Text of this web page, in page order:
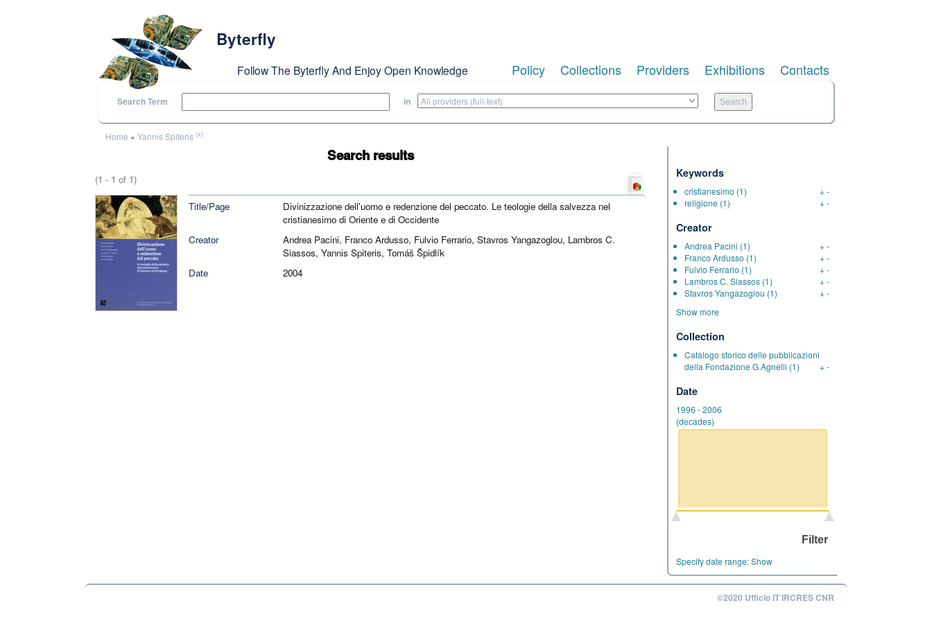
Byterfly
Follow The Byterfly And Enjoy Open Knowledge Policy Collections Providers Exhibitions Contacts
Search Term in
You are here
Home » Yannis Spiteris (x)
Search results
(1 - 1 of 1)
Title/Page
Divinizzazione dell'uomo e redenzione del peccato. Le teologie della salvezza nel
cristianesimo di Oriente e di Occidente
Creator
Andrea Pacini, Franco Ardusso, Fulvio Ferrario, Stavros Yangazoglou, Lambros C.
Siassos, Yannis Spiteris, Tomáš Špidlík
Date
2004
Keywords
cristianesimo (1) +-
religione (1) +-
Creator
Andrea Pacini (1) +-
Franco Ardusso (1) +-
Fulvio Ferrario (1) +-
Lambros C. Siassos (1) +-
Stavros Yangazoglou (1) +-
Show more
Collection
Catalogo storico delle pubblicazioni
della Fondazione G.Agnelli (1) +-
Date
1996 -2006
(decades)
Specify date range:Show
©2020 Ufficio IT IRCRES CNR